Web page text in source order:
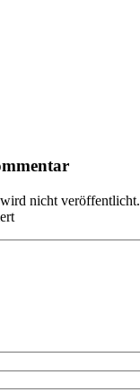
nicht veröffentlicht.